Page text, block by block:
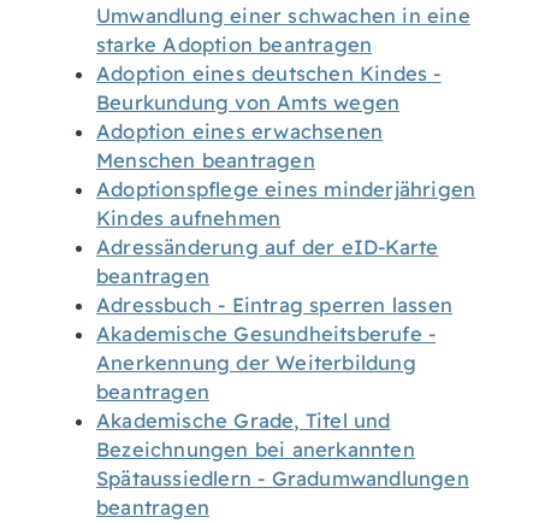
Umwandlung einer schwachen in eine
starke Adoption beantragen
Adoption eines deutschen Kindes -
Beurkundung von Amts wegen
Adoption eines erwachsenen
Menschen beantragen
Adoptionspflege eines minderjährigen
Kindes aufnehmen
Adressänderung auf der eID-Karte
beantragen
Adressbuch - Eintrag sperren lassen
Akademische Gesundheitsberufe -
Anerkennung der Weiterbildung
beantragen
Akademische Grade, Titel und
Bezeichnungen bei anerkannten
Spätaussiedlern - Gradumwandlungen
beantragen